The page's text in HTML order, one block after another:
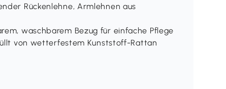
Rückenlehne, Armlehnen aus
waschbarem Bezug für einfache Pflege
von wetterfestem Kunststoff-Rattan